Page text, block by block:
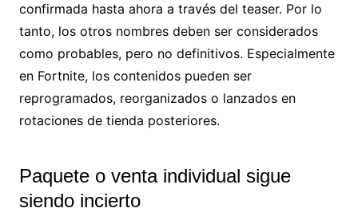
confirmada hasta ahora a través del teaser. Por lo
tanto, los otros nombres deben ser considerados
como probables, pero no definitivos. Especialmente
en Fortnite, los contenidos pueden ser
reprogramados, reorganizados o lanzados en
rotaciones de tienda posteriores.
Paquete o venta individual sigue
siendo incierto